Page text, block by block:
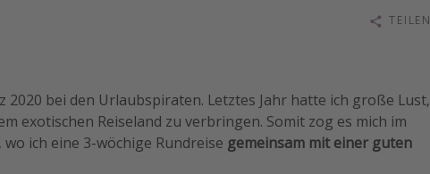
TEILEN
2020 bei den Urlaubspiraten. Letztes Jahr hatte ich große Lust,
exotischen Reiseland zu verbringen. Somit zog es mich im
ich eine 3-wöchige Rundreise gemeinsam mit einer guten